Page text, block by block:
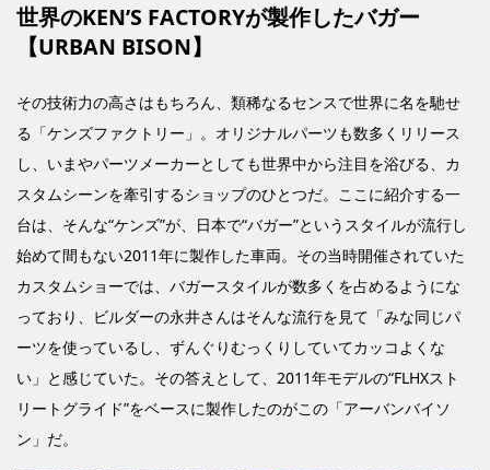
世界のKEN’S FACTORYが製作したバガー
【URBAN BISON】
その技術力の高さはもちろん、類稀なるセンスで世界に名を馳せ
る「ケンズファクトリー」。オリジナルパーツも数多くリリース
し、いまやパーツメーカーとしても世界中から注目を浴びる、カ
スタムシーンを牽引するショップのひとつだ。ここに紹介する一
台は、そんな“ケンズ”が、日本で“バガー”というスタイルが流行し
始めて間もない2011年に製作した車両。その当時開催されていた
カスタムショーでは、バガースタイルが数多くを占めるようにな
っており、ビルダーの永井さんはそんな流行を見て「みな同じパ
ーツを使っているし、ずんぐりむっくりしていてカッコよくな
い」と感じていた。その答えとして、2011年モデルの“FLHXスト
リートグライド”をベースに製作したのがこの「アーバンバイソ
ン」だ。